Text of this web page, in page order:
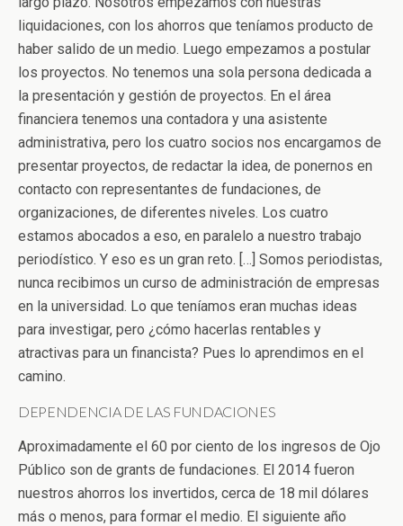
liquidaciones, con los ahorros que teníamos producto de
haber salido de un medio. Luego empezamos a postular
los proyectos. No tenemos una sola persona dedicada a
la presentación y gestión de proyectos. En el área
financiera tenemos una contadora y una asistente
administrativa, pero los cuatro socios nos encargamos de
presentar proyectos, de redactar la idea, de ponernos en
contacto con representantes de fundaciones, de
organizaciones, de diferentes niveles. Los cuatro
estamos abocados a eso, en paralelo a nuestro trabajo
periodístico. Y eso es un gran reto. […] Somos periodistas,
nunca recibimos un curso de administración de empresas
en la universidad. Lo que teníamos eran muchas ideas
para investigar, pero ¿cómo hacerlas rentables y
atractivas para un financista? Pues lo aprendimos en el
camino.
DEPENDENCIA DE LAS FUNDACIONES
Aproximadamente el 60 por ciento de los ingresos de Ojo
Público son de grants de fundaciones. El 2014 fueron
nuestros ahorros los invertidos, cerca de 18 mil dólares
más o menos, para formar el medio. El siguiente año